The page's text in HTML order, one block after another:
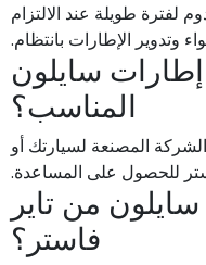
لفترة طويلة عند الالتزام
وتدوير الإطارات بانتظام.
سايلون
المناسب؟
المصنعة لسيارتك أو
للحصول على المساعدة.
من تاير
فاستر؟